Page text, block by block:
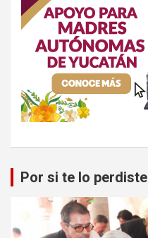
Por si te lo perdiste